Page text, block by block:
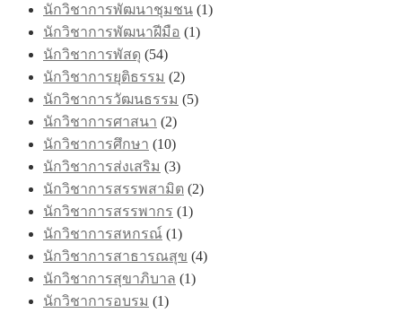
นักวิชาการพัฒนาชุมชน (1)
นักวิชาการพัฒนาฝีมือ (1)
นักวิชาการพัสดุ (54)
นักวิชาการยุติธรรม (2)
นักวิชาการวัฒนธรรม (5)
นักวิชาการศาสนา (2)
นักวิชาการศึกษา (10)
นักวิชาการส่งเสริม (3)
นักวิชาการสรรพสามิต (2)
นักวิชาการสรรพากร (1)
นักวิชาการสหกรณ์ (1)
นักวิชาการสาธารณสุข (4)
นักวิชาการสุขาภิบาล (1)
นักวิชาการอบรม (1)